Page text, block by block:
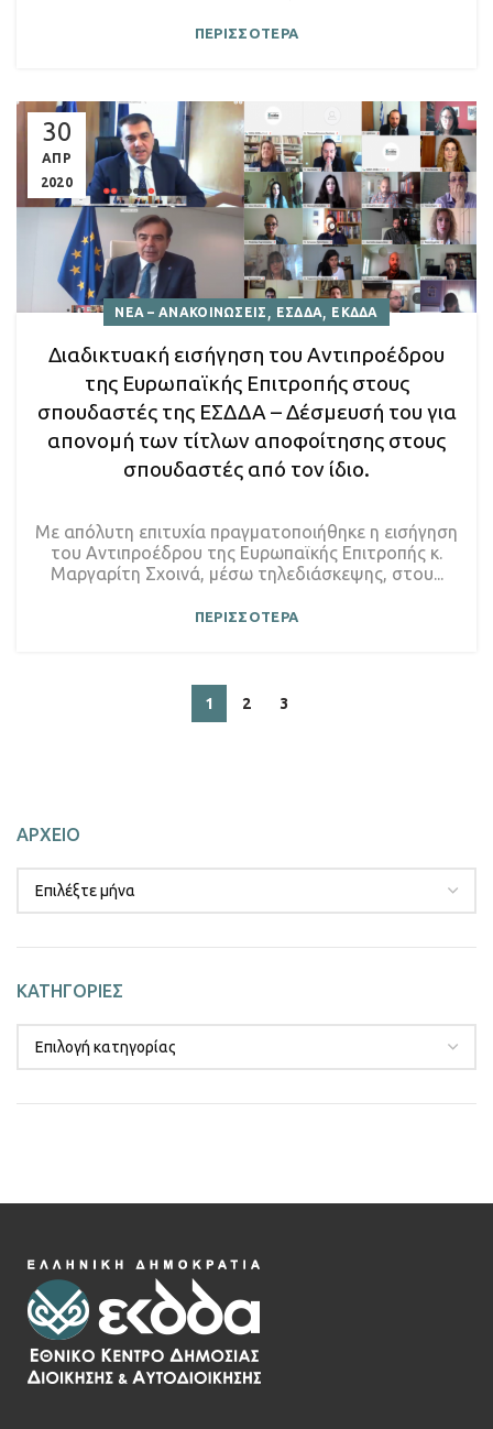
ΠΕΡΙΣΣΟΤΕΡΑ
30
ΑΠΡ
2020
ΝΕΑ – ΑΝΑΚΟΙΝΩΣΕΙΣ , ΕΣΔΔΑ, ΕΚΔΔΑ
Διαδικτυακή εισήγηση του Αντιπροέδρου
της Ευρωπαϊκής Επιτροπής στους
σπουδαστές της ΕΣΔΔΑ – Δέσμευσή του για
απονομή των τίτλων αποφοίτησης στους
σπουδαστές από τον ίδιο.
Με απόλυτη επιτυχία πραγματοποιήθηκε η εισήγηση
του Αντιπροέδρου της Ευρωπαϊκής Επιτροπής κ.
Μαργαρίτη Σχοινά, μέσω τηλεδιάσκεψης, στου...
ΠΕΡΙΣΣΟΤΕΡΑ
1 2 3
ΑΡΧΕΙΟ
ΚΑΤΗΓΟΡΙΕΣ